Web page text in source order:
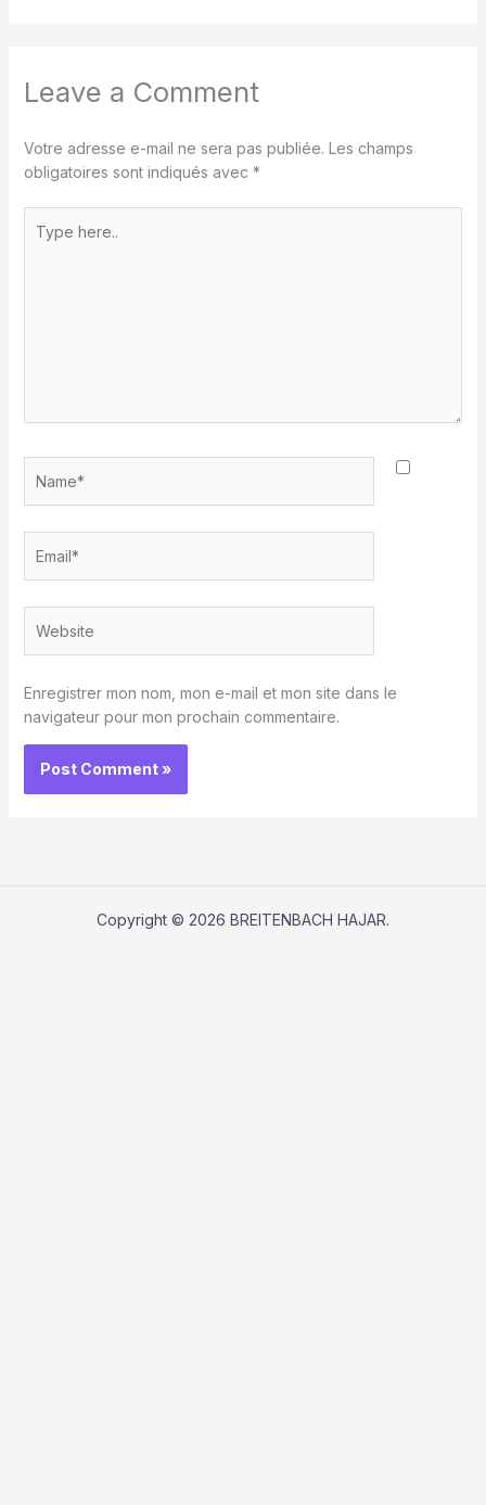
Leave a Comment
Votre adresse e-mail ne sera pas publiée. Les champs
obligatoires sont indiqués avec *
here..
Enregistrer mon nom, mon e-mail et mon site dans le
navigateur pour mon prochain commentaire.
Copyright © 2026 BREITENBACH HAJAR.